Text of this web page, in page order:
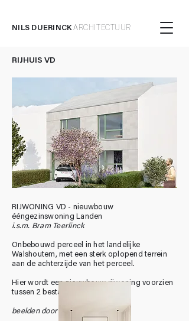
NILS DUERINCK ARCHITECTUUR
RIJHUIS VD
RIJWONING VD - nieuwbouw
ééngezinswoning Landen
i.s.m. Bram Teerlinck
Onbebouwd perceel in het landelijke
Walshoutem, met een sterk oplopend terrein
aan de achterzijde van het perceel.
Hier wordt een nieuwbouw rijwoning voorzien
tussen 2 bestaande woningen.
beelden door BEELDATELIER